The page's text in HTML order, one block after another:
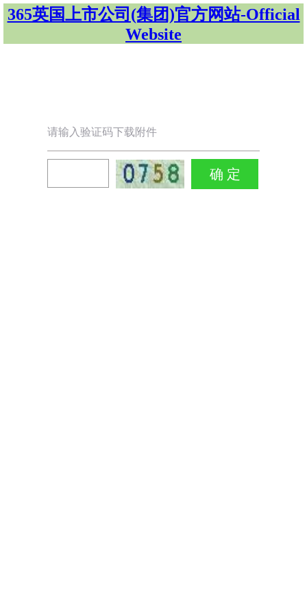
365英国上市公司(集团)官方网站-Official
Website
请输入验证码下载附件